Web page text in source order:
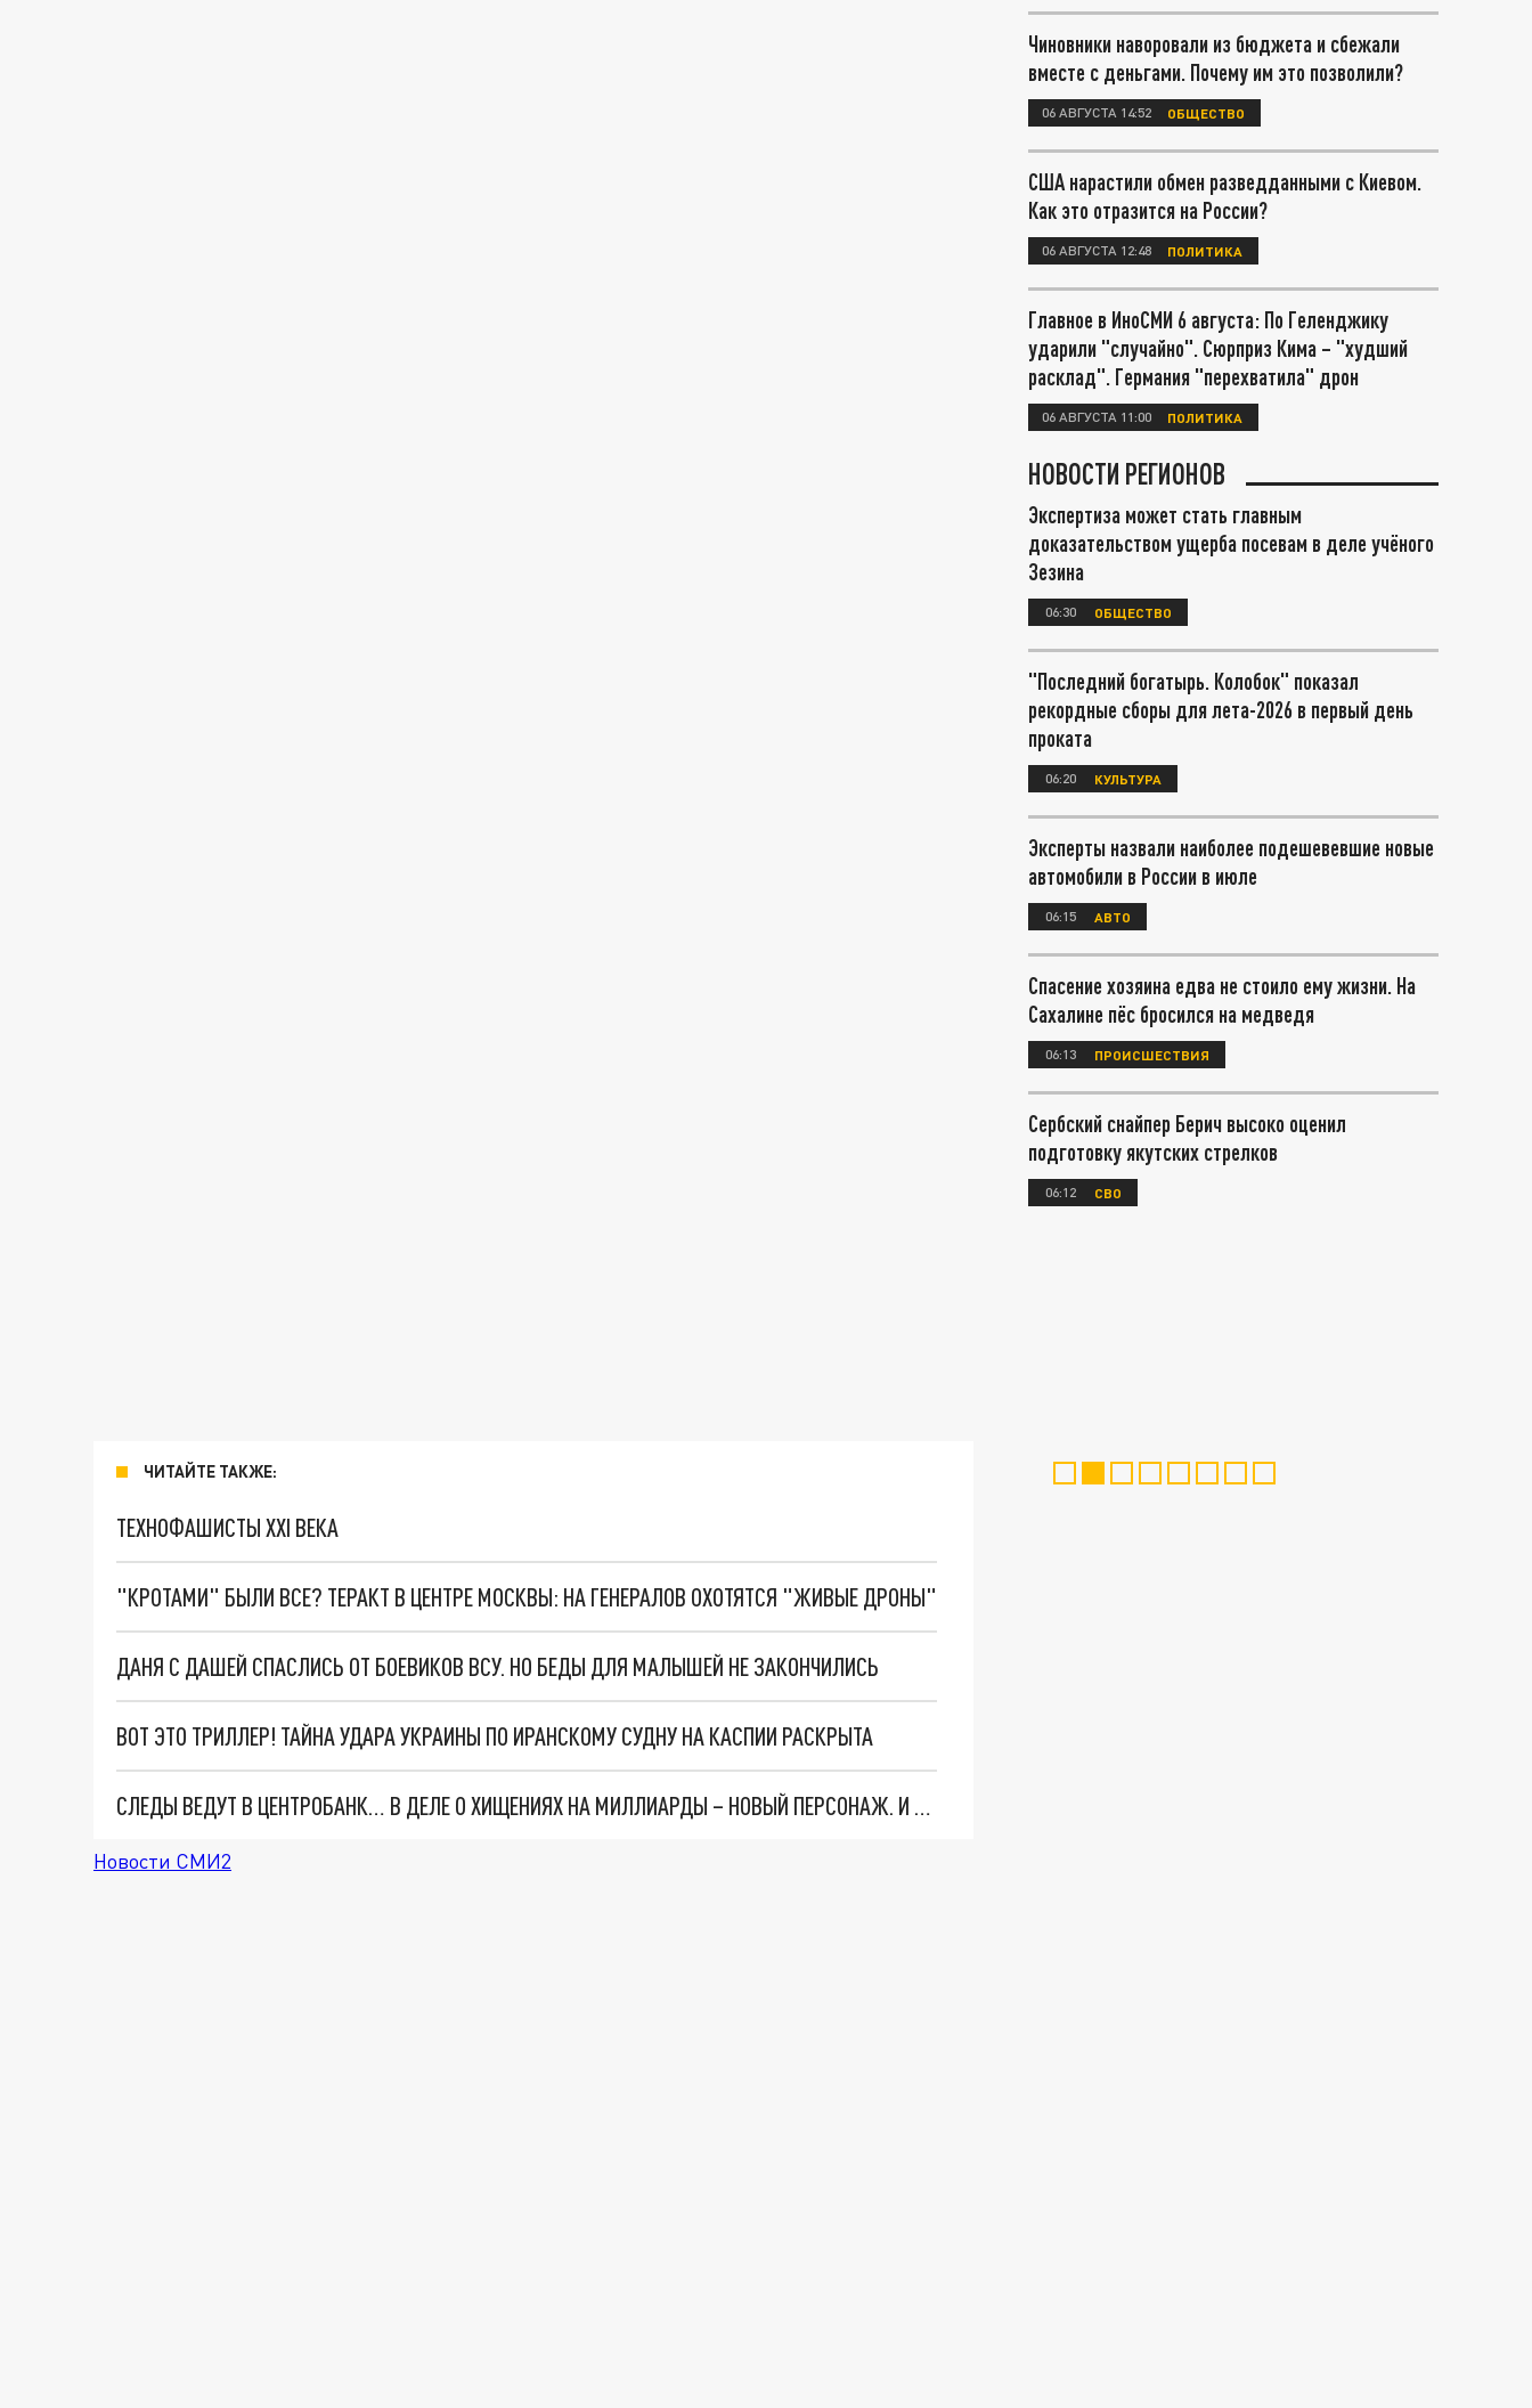
ЧИТАЙТЕ ТАКЖЕ:
ТЕХНОФАШИСТЫ XXI ВЕКА
"КРОТАМИ" БЫЛИ ВСЕ? ТЕРАКТ В ЦЕНТРЕ МОСКВЫ: НА ГЕНЕРАЛОВ ОХОТЯТСЯ "ЖИВЫЕ ДРОНЫ"
ДАНЯ С ДАШЕЙ СПАСЛИСЬ ОТ БОЕВИКОВ ВСУ. НО БЕДЫ ДЛЯ МАЛЫШЕЙ НЕ ЗАКОНЧИЛИСЬ
ВОТ ЭТО ТРИЛЛЕР! ТАЙНА УДАРА УКРАИНЫ ПО ИРАНСКОМУ СУДНУ НА КАСПИИ РАСКРЫТА
СЛЕДЫ ВЕДУТ В ЦЕНТРОБАНК… В ДЕЛЕ О ХИЩЕНИЯХ НА МИЛЛИАРДЫ – НОВЫЙ ПЕРСОНАЖ. И ОН УЖЕ В БЕГАХ
Новости СМИ2
Чиновники наворовали из бюджета и сбежали
вместе с деньгами. Почему им это позволили?
06 АВГУСТА 14:52 ОБЩЕСТВО
США нарастили обмен разведданными с Киевом.
Как это отразится на России?
06 АВГУСТА 12:48 ПОЛИТИКА
Главное в ИноСМИ 6 августа: По Геленджику
ударили "случайно". Сюрприз Кима – "худший
расклад". Германия "перехватила" дрон
06 АВГУСТА 11:00 ПОЛИТИКА
НОВОСТИ РЕГИОНОВ
Экспертиза может стать главным
доказательством ущерба посевам в деле учёного
Зезина
06:30 ОБЩЕСТВО
"Последний богатырь. Колобок" показал
рекордные сборы для лета-2026 в первый день
проката
06:20 КУЛЬТУРА
Эксперты назвали наиболее подешевевшие новые
автомобили в России в июле
06:15 АВТО
Спасение хозяина едва не стоило ему жизни. На
Сахалине пёс бросился на медведя
06:13 ПРОИСШЕСТВИЯ
Сербский снайпер Берич высоко оценил
подготовку якутских стрелков
06:12 СВО